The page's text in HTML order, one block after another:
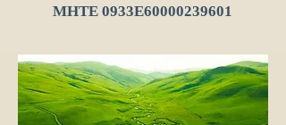
ΜΗΤΕ 0933Ε60000239601